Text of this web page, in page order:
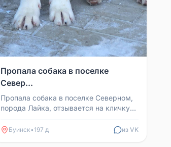
Пропала собака в поселке
Север...
Пропала собака в поселке Северном,
порода Лайка, отзывается на кличку
знаете, где он нах...
Буинск•197 д из VK